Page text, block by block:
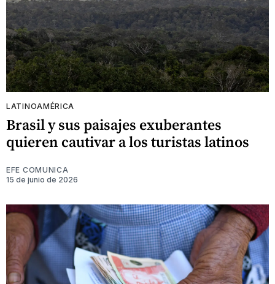
LATINOAMÉRICA
Brasil y sus paisajes exuberantes
quieren cautivar a los turistas latinos
EFE COMUNICA
15 de junio de 2026